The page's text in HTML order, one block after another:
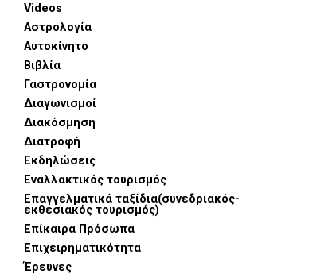
Videos
Αστρολογία
Αυτοκίνητο
Βιβλία
Γαστρονομία
Διαγωνισμοί
Διακόσμηση
Διατροφή
Εκδηλώσεις
Εναλλακτικός τουρισμός
Επαγγελματικά ταξίδια(συνεδριακός-
εκθεσιακός τουρισμός)
Επίκαιρα Πρόσωπα
Επιχειρηματικότητα
Έρευνες